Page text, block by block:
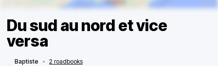
Du sud au nord et vice
versa
Baptiste • 2 roadbooks